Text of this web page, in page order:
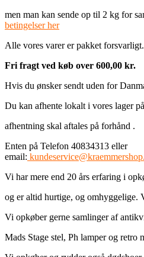
men man kan sende op til 2 kg for
betingelser her
Alle vores varer er pakket
Fri fragt ved køb over 600,00 kr.
Hvis du ønsker sendt uden for
Du kan afhente lokalt i vores lager
afhentning skal aftales på forhånd .
Enten på Telefon 40834313 eller
email:
Vi har mere end 20 års erfaring i
og er altid hurtige, og omhyggelige.
Vi opkøber gerne samlinger af
Mads Stage stel, Ph lamper og retro